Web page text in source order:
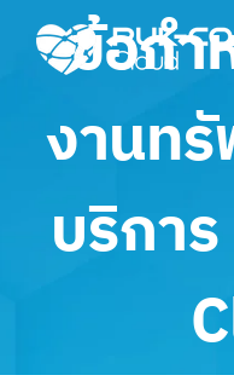
contentข้อกำ
งานท
บริกา